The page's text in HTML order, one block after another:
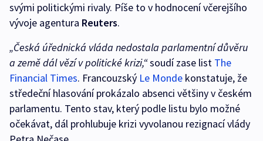
svými politickými rivaly. Píše to v hodnocení včerejšího
vývoje agentura Reuters.
„Česká úřednická vláda nedostala parlamentní důvěru
a země dál vězí v politické krizi,“soudí zase list The
Financial Times. Francouzský Le Monde konstatuje, že
středeční hlasování prokázalo absenci většiny v českém
parlamentu. Tento stav, který podle listu bylo možné
očekávat, dál prohlubuje krizi vyvolanou rezignací vlády